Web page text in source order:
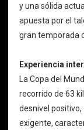
y una sólida
apuesta por el
gran temporada
Experiencia
La Copa del
recorrido de 63
desnivel
exigente,